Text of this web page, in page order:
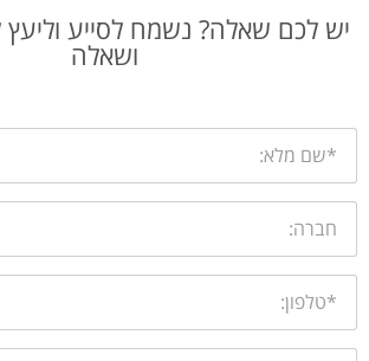
יש לכם שאלה? נשמח לסייע
ושאלה